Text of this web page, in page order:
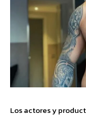
Los actores y